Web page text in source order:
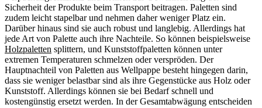
Sicherheit der Produkte beim Transport beitragen. Paletten sind
zudem leicht stapelbar und nehmen daher weniger Platz ein.
Darüber hinaus sind sie auch robust und langlebig. Allerdings hat
jede Art von Palette auch ihre Nachteile. So können beispielsweise
Holzpaletten splittern, und Kunststoffpaletten können unter
extremen Temperaturen schmelzen oder verspröden. Der
Hauptnachteil von Paletten aus Wellpappe besteht hingegen darin,
dass sie weniger belastbar sind als ihre Gegenstücke aus Holz oder
Kunststoff. Allerdings können sie bei Bedarf schnell und
kostengünstig ersetzt werden. In der Gesamtabwägung entscheiden